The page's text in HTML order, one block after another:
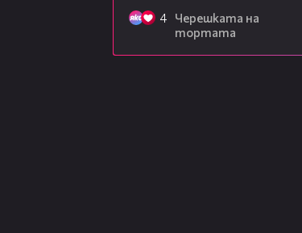
4
Черешката на
тортата